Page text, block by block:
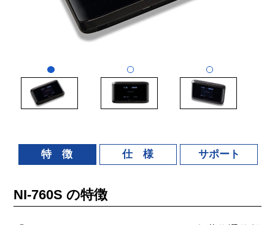
特 徴 仕 様 サポート
NI-760S の特徴